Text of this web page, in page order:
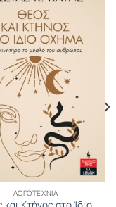
ΛΟΓΟΤΕΧΝΊΑ